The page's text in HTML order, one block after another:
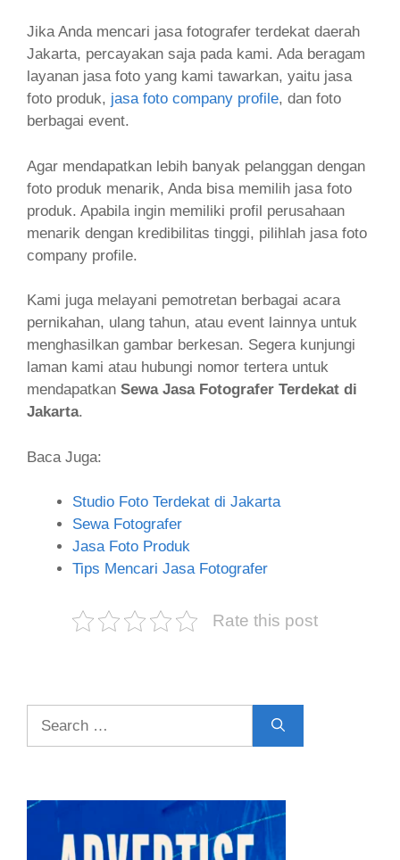
Jika Anda mencari jasa fotografer terdekat daerah
Jakarta, percayakan saja pada kami. Ada beragam
layanan jasa foto yang kami tawarkan, yaitu jasa
foto produk, jasa foto company profile, dan foto
berbagai event.
Agar mendapatkan lebih banyak pelanggan dengan
foto produk menarik, Anda bisa memilih jasa foto
produk. Apabila ingin memiliki profil perusahaan
menarik dengan kredibilitas tinggi, pilihlah jasa foto
company profile.
Kami juga melayani pemotretan berbagai acara
pernikahan, ulang tahun, atau event lainnya untuk
menghasilkan gambar berkesan. Segera kunjungi
laman kami atau hubungi nomor tertera untuk
mendapatkan Sewa Jasa Fotografer Terdekat di
Jakarta.
Baca Juga:
Studio Foto Terdekat di Jakarta
Sewa Fotografer
Jasa Foto Produk
Tips Mencari Jasa Fotografer
Rate this post